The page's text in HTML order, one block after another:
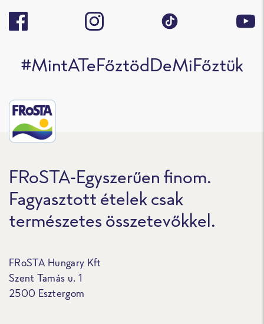
#MintATeFőztödDeMiFőztük
FRoSTA-Egyszerűen finom.
Fagyasztott ételek csak
természetes összetevőkkel.
FRoSTA Hungary Kft
Szent Tamás u. 1
2500 Esztergom